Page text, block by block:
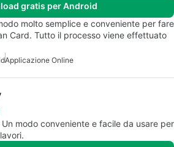
gratis per Android
molto semplice e conveniente per fare
Card. Tutto il processo viene effettuato
Applicazione Online
modo conveniente e facile da usare per